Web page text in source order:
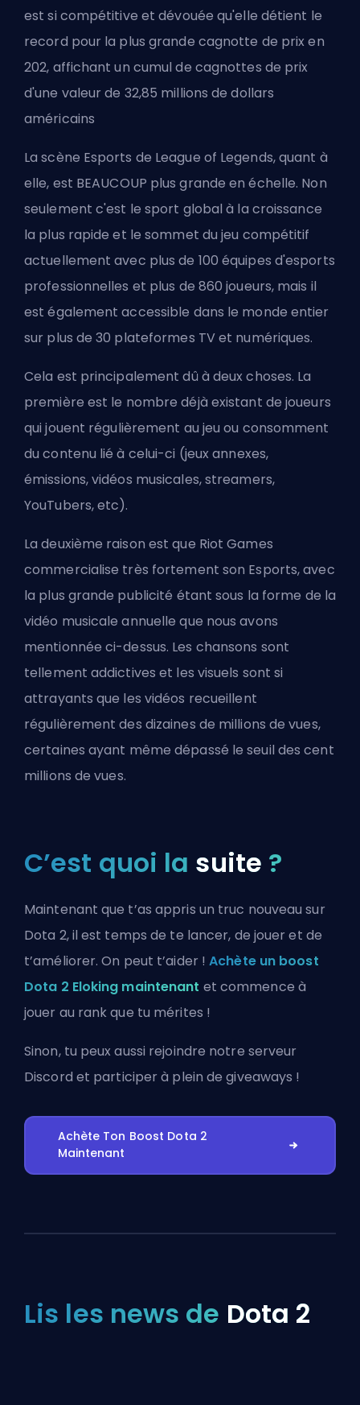
est si compétitive et dévouée qu'elle détient le
record pour la plus grande cagnotte de prix en
202, affichant un cumul de cagnottes de prix
d'une valeur de 32,85 millions de dollars
américains
La scène Esports de League of Legends, quant à
elle, est BEAUCOUP plus grande en échelle. Non
seulement c'est le sport global à la croissance
la plus rapide et le sommet du jeu compétitif
actuellement avec plus de 100 équipes d'esports
professionnelles et plus de 860 joueurs, mais il
est également accessible dans le monde entier
sur plus de 30 plateformes TV et numériques.
Cela est principalement dû à deux choses. La
première est le nombre déjà existant de joueurs
qui jouent régulièrement au jeu ou consomment
du contenu lié à celui-ci (jeux annexes,
émissions, vidéos musicales, streamers,
YouTubers, etc).
La deuxième raison est que Riot Games
commercialise très fortement son Esports, avec
la plus grande publicité étant sous la forme de la
vidéo musicale annuelle que nous avons
mentionnée ci-dessus. Les chansons sont
tellement addictives et les visuels sont si
attrayants que les vidéos recueillent
régulièrement des dizaines de millions de vues,
certaines ayant même dépassé le seuil des cent
millions de vues.
C’est quoi la suite ?
Maintenant que t’as appris un truc nouveau sur
Dota 2, il est temps de te lancer, de jouer et de
t’améliorer. On peut t’aider !Achète un boost
Dota 2 Eloking maintenant et commence à
jouer au rank que tu mérites !
Sinon, tu peux aussi rejoindre notre serveur
Discord et participer à plein de giveaways !
Achète Ton Boost Dota 2
Maintenant
Lis les news de Dota 2